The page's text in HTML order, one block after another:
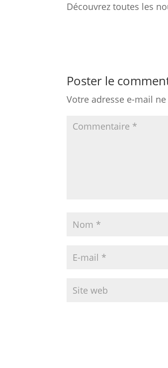
Découvrez toutes les
Poster le
Votre adresse e-mail